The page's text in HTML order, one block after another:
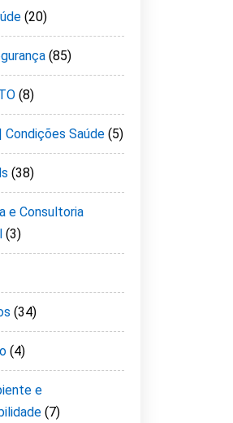
(20)
(85)
(8)
Condições Saúde (5)
(38)
e Consultoria
(3)
(34)
(4)
e
(7)